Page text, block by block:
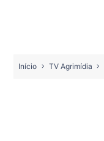
Início TV Agrimídia